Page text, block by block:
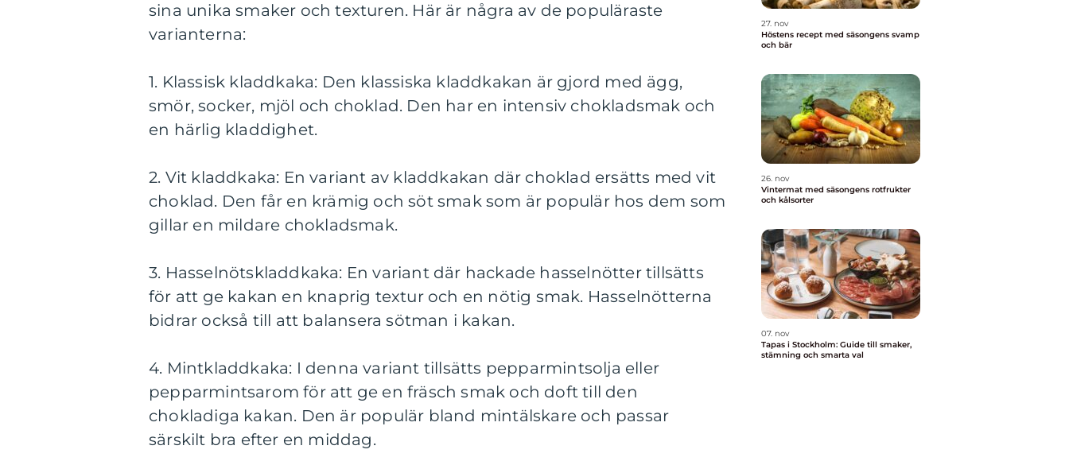
sina unika smaker och texturen. Här är några av de populäraste
varianterna:
1. Klassisk kladdkaka: Den klassiska kladdkakan är gjord med ägg,
smör, socker, mjöl och choklad. Den har en intensiv chokladsmak och
en härlig kladdighet.
2. Vit kladdkaka: En variant av kladdkakan där choklad ersätts med vit
choklad. Den får en krämig och söt smak som är populär hos dem som
gillar en mildare chokladsmak.
3. Hasselnötskladdkaka: En variant där hackade hasselnötter tillsätts
för att ge kakan en knaprig textur och en nötig smak. Hasselnötterna
bidrar också till att balansera sötman i kakan.
4. Mintkladdkaka: I denna variant tillsätts pepparmintsolja eller
pepparmintsarom för att ge en fräsch smak och doft till den
chokladiga kakan. Den är populär bland mintälskare och passar
särskilt bra efter en middag.
27. nov
Höstens recept med säsongens svamp
och bär
26. nov
Vintermat med säsongens rotfrukter
och kålsorter
07. nov
Tapas i Stockholm: Guide till smaker,
stämning och smarta val